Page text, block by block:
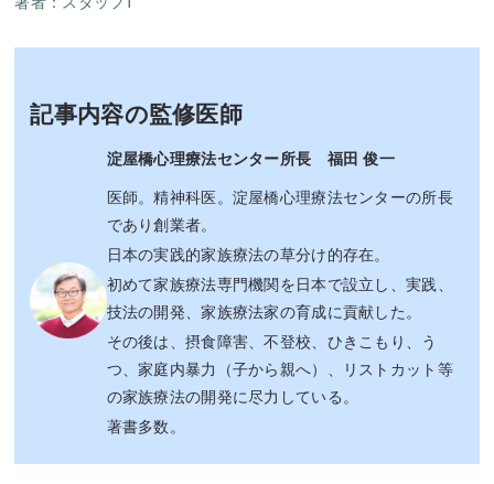
記事内容の監修医師
淀屋橋心理療法センター所長 福田 俊一
医師。精神科医。淀屋橋心理療法センターの所長
であり創業者。
日本の実践的家族療法の草分け的存在。
初めて家族療法専門機関を日本で設立し、実践、
技法の開発、家族療法家の育成に貢献した。
その後は、摂食障害、不登校、ひきこもり、う
つ、家庭内暴力（子から親へ）、リストカット等
の家族療法の開発に尽力している。
著書多数。